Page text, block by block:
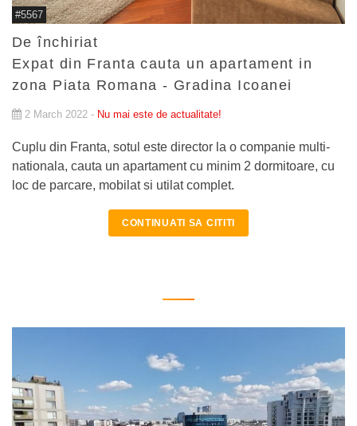
#5567
De închiriat
Expat din Franta cauta un apartament in
zona Piata Romana - Gradina Icoanei
2 March 2022 - Nu mai este de actualitate!
Cuplu din Franta, sotul este director la o companie multi-
nationala, cauta un apartament cu minim 2 dormitoare, cu
loc de parcare, mobilat si utilat complet.
CONTINUATI SA CITITI